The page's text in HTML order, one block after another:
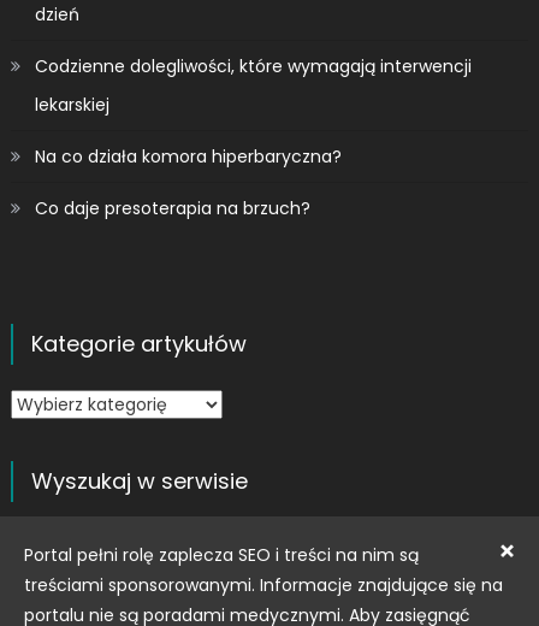
×
Portal pełni rolę zaplecza SEO i treści na nim są
treściami sponsorowanymi. Informacje znajdujące się na
portalu nie są poradami medycznymi. Aby zasięgnąć
dzień
Codzienne dolegliwości, które wymagają interwencji
lekarskiej
Na co działa komora hiperbaryczna?
Co daje presoterapia na brzuch?
Kategorie artykułów
Kategorie
Wyszukaj w serwisie